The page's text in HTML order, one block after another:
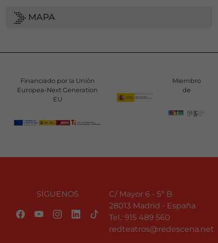
MAPA
Financiado por la Unión
Europea-Next Generation
EU
Miembro
de
SÍGUENOS
C/ Mayor 6 - 5º B
28013 Madrid - España
Tel.: 915 489 560
redteatros@redescena.net